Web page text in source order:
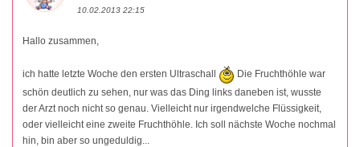
10.02.2013 22:15
Hallo zusammen,
ich hatte letzte Woche den ersten Ultraschall
Die Fruchthöhle war
schön deutlich zu sehen, nur was das Ding links daneben ist, wusste
der Arzt noch nicht so genau. Vielleicht nur irgendwelche Flüssigkeit,
oder vielleicht eine zweite Fruchthöhle. Ich soll nächste Woche nochmal
hin, bin aber so ungeduldig...